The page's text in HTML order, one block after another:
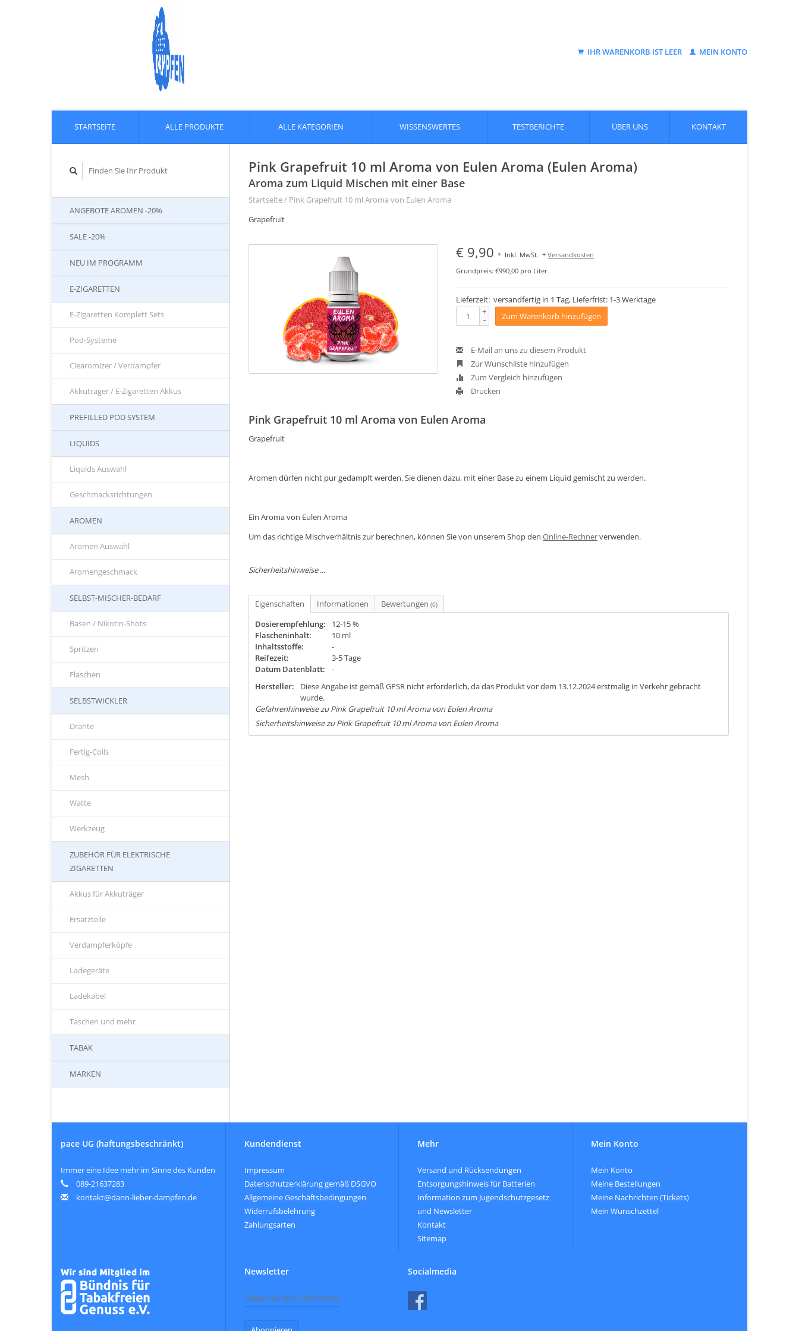
IHR WARENKORB IST LEER MEIN KONTO
STARTSEITE ALLE PRODUKTE ALLE KATEGORIEN WISSENSWERTES TESTBERICHTE ÜBER UNS KONTAKT
ANGEBOTE AROMEN -20%
SALE -20%
NEU IM PROGRAMM
E-ZIGARETTEN
E-Zigaretten Komplett Sets
Pod-Systeme
Clearomizer / Verdampfer
Akkuträger / E-Zigaretten Akkus
PREFILLED POD SYSTEM
LIQUIDS
Liquids Auswahl
Geschmacksrichtungen
AROMEN
Aromen Auswahl
Aromengeschmack
SELBST-MISCHER-BEDARF
Basen / Nikotin-Shots
Spritzen
Flaschen
SELBSTWICKLER
Drähte
Fertig-Coils
Mesh
Watte
Werkzeug
ZUBEHÖR FÜR ELEKTRISCHE
ZIGARETTEN
Akkus für Akkuträger
Ersatzteile
Verdampferköpfe
Ladegeräte
Ladekabel
Taschen und mehr
TABAK
MARKEN
Pink Grapefruit 10 ml Aroma von Eulen Aroma (Eulen Aroma)
Aroma zum Liquid Mischen mit einer Base
Startseite/ Pink Grapefruit 10 ml Aroma von Eulen Aroma
Grapefruit
€ 9,90* Inkl. MwSt. +Versandkosten
Grundpreis: €990,00 pro Liter
Lieferzeit: versandfertig in 1 Tag, Lieferfrist: 1-3 Werktage
+
- Zum Warenkorb hinzufügen
E-Mail an uns zu diesem Produkt
Zur Wunschliste hinzufügen
Zum Vergleich hinzufügen
Drucken
Pink Grapefruit 10 ml Aroma von Eulen Aroma
Grapefruit
Aromen dürfen nicht pur gedampft werden. Sie dienen dazu, mit einer Base zu einem Liquid gemischt zu werden.
Ein Aroma von Eulen Aroma
Um das richtige Mischverhältnis zur berechnen, können Sie von unserem Shop den Online-Rechnerverwenden.
Sicherheitshinweise ...
Eigenschaften Informationen Bewertungen (0)
Dosierempfehlung:
12-15 %
Flascheninhalt:
10 ml
Inhaltsstoffe:
-
Reifezeit:
3-5 Tage
Datum Datenblatt:
-
Hersteller:
Diese Angabe ist gemäß GPSR nicht erforderlich, da das Produkt vor dem 13.12.2024 erstmalig in Verkehr gebracht
wurde.
Gefahrenhinweise zu Pink Grapefruit 10 ml Aroma von Eulen Aroma
Sicherheitshinweise zu Pink Grapefruit 10 ml Aroma von Eulen Aroma
pace UG (haftungsbeschränkt)
Immer eine Idee mehr im Sinne des Kunden
089-21637283
kontakt@dann-lieber-dampfen.de
Kundendienst
Impressum
Datenschutzerklärung gemäß DSGVO
Allgemeine Geschäftsbedingungen
Widerrufsbelehrung
Zahlungsarten
Mehr
Versand und Rücksendungen
Entsorgungshinweis für Batterien
Information zum Jugendschutzgesetz
und Newsletter
Kontakt
Sitemap
Mein Konto
Mein Konto
Meine Bestellungen
Meine Nachrichten (Tickets)
Mein Wunschzettel
Newsletter Socialmedia